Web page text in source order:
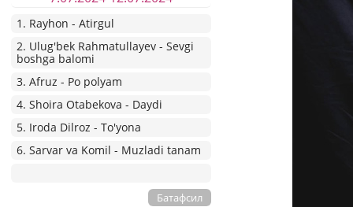
1. Rayhon - Atirgul
2. Ulug'bek Rahmatullayev - Sevgi
boshga balomi
3. Afruz - Po polyam
4. Shoira Otabekova - Daydi
5. Iroda Dilroz - To'yona
6. Sarvar va Komil - Muzladi tanam
Батафсил